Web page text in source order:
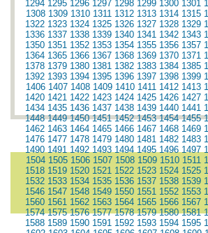
1294 1295 1296 1297 1298 1299 1300 1301
1308 1309 1310 1311 1312 1313 1314 1315
1322 1323 1324 1325 1326 1327 1328 1329
1336 1337 1338 1339 1340 1341 1342 1343
1350 1351 1352 1353 1354 1355 1356 1357
1364 1365 1366 1367 1368 1369 1370 1371
1378 1379 1380 1381 1382 1383 1384 1385
1392 1393 1394 1395 1396 1397 1398 1399
1406 1407 1408 1409 1410 1411 1412 1413
1420 1421 1422 1423 1424 1425 1426 1427
1434 1435 1436 1437 1438 1439 1440 1441
1448 1449 1450 1451 1452 1453 1454 1455
1462 1463 1464 1465 1466 1467 1468 1469
1476 1477 1478 1479 1480 1481 1482 1483
1490 1491 1492 1493 1494 1495 1496 1497
1504 1505 1506 1507 1508 1509 1510 1511
1518 1519 1520 1521 1522 1523 1524 1525
1532 1533 1534 1535 1536 1537 1538 1539
1546 1547 1548 1549 1550 1551 1552 1553
1560 1561 1562 1563 1564 1565 1566 1567
1574 1575 1576 1577 1578 1579 1580 1581
1588 1589 1590 1591 1592 1593 1594 1595